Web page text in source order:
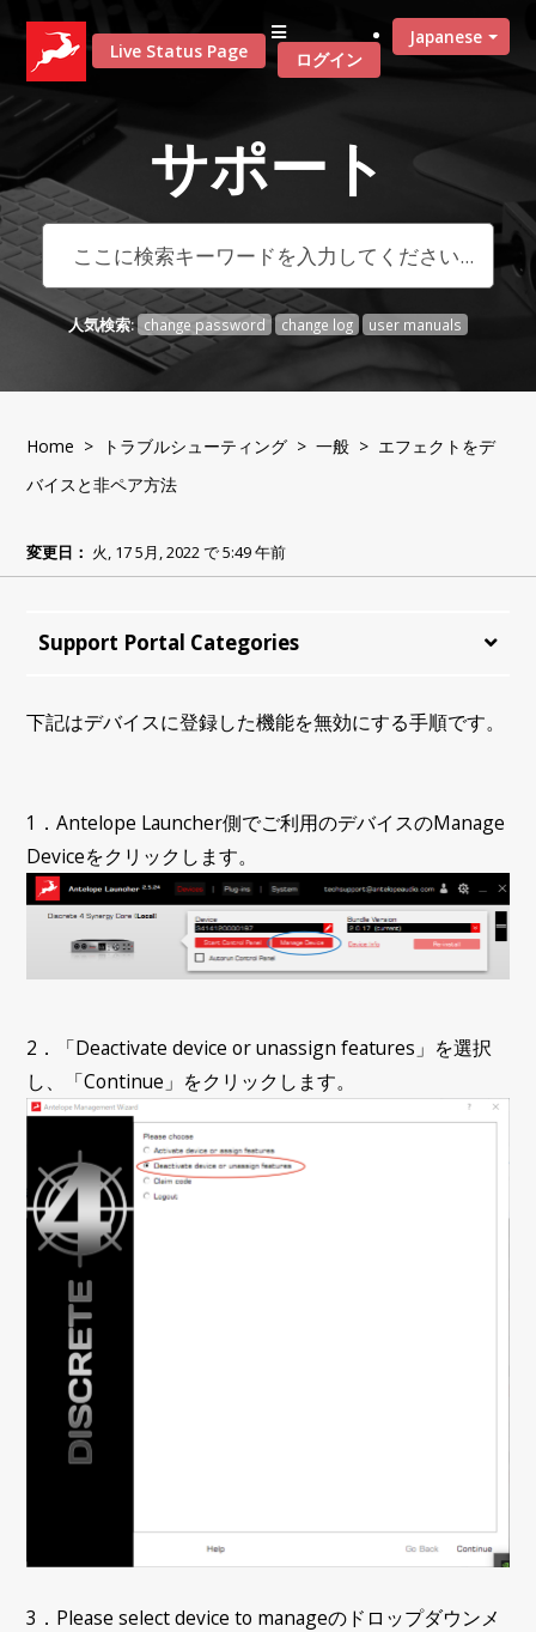
Live Status Page
Japanese
ログイン
サポート
人気検索: change password change log user manuals
Home > トラブルシューティング >一般 > エフェクトをデ
バイスと非ペア方法
変更日： 火, 17 5月, 2022 で 5:49 午前
Support Portal Categories
下記はデバイスに登録した機能を無効にする手順です。
1．Antelope Launcher側でご利用のデバイスのManage
Deviceをクリックします。
2．「Deactivate device or unassign features」を選択
し、「Continue」をクリックします。
3．Please select device to manageのドロップダウンメ